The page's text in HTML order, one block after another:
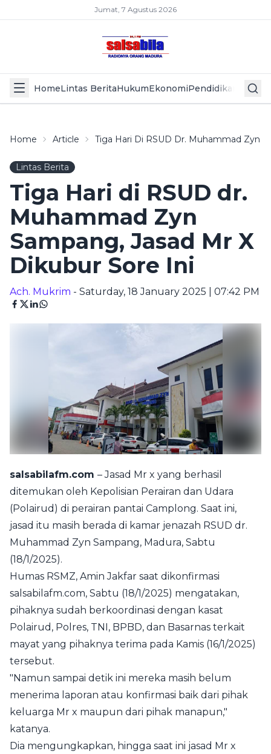
Jumat, 7 Agustus 2026
HomeLintas BeritaHukumEkonomiPendidikan Politik
Home Article Tiga Hari Di RSUD Dr. Muhammad Zyn
Lintas Berita
Tiga Hari di RSUD dr.
Muhammad Zyn
Sampang, Jasad Mr X
Dikubur Sore Ini
Ach. Mukrim - Saturday, 18 January 2025 | 07:42 PM
salsabilafm.com – Jasad Mr x yang berhasil
ditemukan oleh Kepolisian Perairan dan Udara
(Polairud) di perairan pantai Camplong. Saat ini,
jasad itu masih berada di kamar jenazah RSUD dr.
Muhammad Zyn Sampang, Madura, Sabtu
(18/1/2025).
Humas RSMZ, Amin Jakfar saat dikonfirmasi
salsabilafm.com, Sabtu (18/1/2025) mengatakan,
pihaknya sudah berkoordinasi dengan kasat
Polairud, Polres, TNI, BPBD, dan Basarnas terkait
mayat yang pihaknya terima pada Kamis (16/1/2025)
tersebut.
"Namun sampai detik ini mereka masih belum
menerima laporan atau konfirmasi baik dari pihak
keluarga Mr x maupun dari pihak manapun,"
katanya.
Dia mengungkapkan, hingga saat ini jasad Mr x